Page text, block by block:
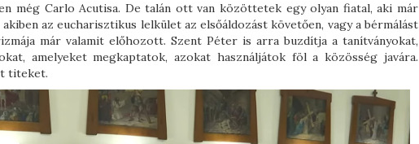
még Carlo Acutisa. De talán ott van közöttetek egy olyan fiatal, aki már
az eucharisztikus lelkület az elsőáldozást követően, vagy a bérmálást
már valamit előhozott. Szent Péter is arra buzdítja a tanítványokat,
amelyeket megkaptatok, azokat használjátok föl a közösség javára.
titeket.